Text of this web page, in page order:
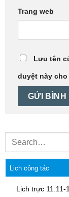
Trang web
Lưu tên
duyệt này
Lịch công tác
Lịch trực 11.11-